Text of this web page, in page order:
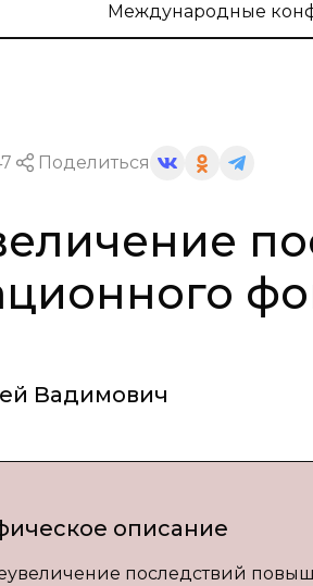
Международные
Поделиться
Вадимович
описание
последствий